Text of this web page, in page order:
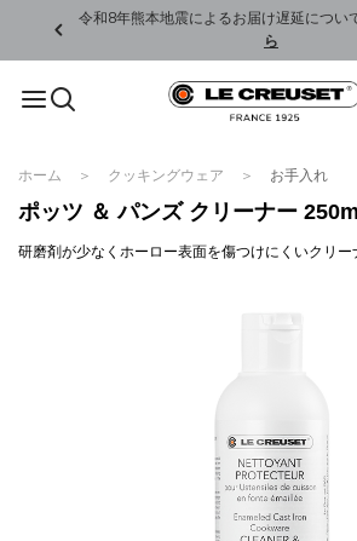
令和8年熊本地震によるお届け遅延につい
ら
ホーム クッキングウェア お手入れ
ポッツ ＆ パンズ クリーナー 250ml
研磨剤が少なくホーロー表面を傷つけにくいクリー